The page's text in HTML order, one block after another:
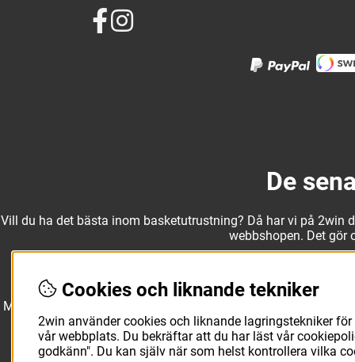
De
Vill du ha det bästa inom basketutrustning? Då har vi på 2win
webbshopen. Det
Med ett av Sveriges största kläd- och skosortiment inom
Molten, Nike, Adidas och Spalding och komplettera med
utanför planen.
Cookies och liknande tekniker
2win använder cookies och liknande lagringstekniker
vår webbplats. Du bekräftar att du har läst vår
godkänn". Du kan själv när som helst kontrollera vilka